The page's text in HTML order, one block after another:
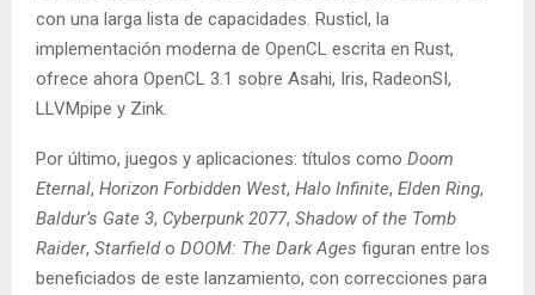
con una larga lista de capacidades. Rusticl, la
implementación moderna de OpenCL escrita en Rust,
ofrece ahora OpenCL 3.1 sobre Asahi, Iris, RadeonSI,
LLVMpipe y Zink.
Por último, juegos y aplicaciones: títulos como Doom
Eternal, Horizon Forbidden West, Halo Infinite, Elden Ring,
Baldur’s Gate 3, Cyberpunk 2077, Shadow of the Tomb
Raider, Starfieldo DOOM: The Dark Ages figuran entre los
beneficiados de este lanzamiento, con correcciones para